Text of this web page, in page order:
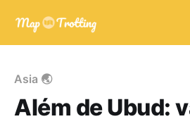
Asia 🌏
Além de Ubud: